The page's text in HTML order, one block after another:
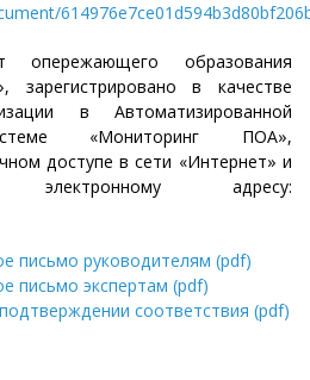
образования
зарегистрировано в качестве
в Автоматизированной
«Мониторинг ПОА»,
доступе в сети «Интернет» и
адресу:
письмо руководителям (pdf)
письмо экспертам (pdf)
соответствия (pdf)